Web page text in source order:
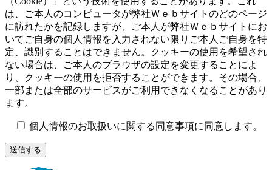
は、ご本人のコンピュータが弊社Ｗｅｂサイトのどのページ
に訪れたかを記録しますが、ご本人が弊社Ｗｅｂサイトにお
いてご自身の個人情報を入力されない限りご本人ご自身を特
定、識別することはできません。クッキーの使用を希望され
ない場合は、ご本人のブラウザの設定を変更することによ
り、クッキーの使用を拒否することができます。その場合、
一部または全部のサービスがご利用できなくなることがあり
ます。
個人情報のお取扱いに関する同意事項に同意します。